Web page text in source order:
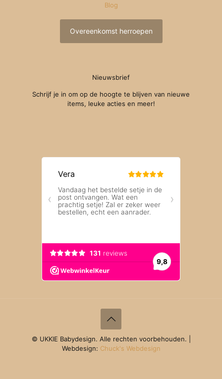
Blog
Overeenkomst herroepen
Nieuwsbrief
Schrijf je in om op de hoogte te blijven van nieuwe
items, leuke acties en meer!
© UKKIE Babydesign. Alle rechten voorbehouden. |
Webdesign: Chuck's Webdesign